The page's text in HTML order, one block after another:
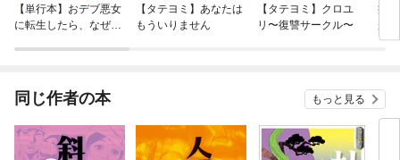
【単行本】おデブ悪女
に転生したら、なぜか
【タテヨミ】あなたは
もういりません
【タテヨミ】クロユ
リ〜復讐サークル〜
病
が
ぎ
同じ作者の本 もっと見る